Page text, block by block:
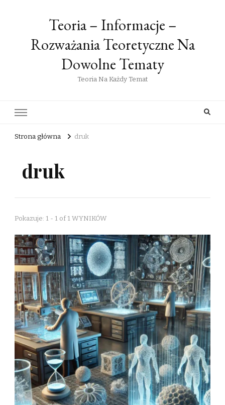
Teoria – Informacje –
Rozważania Teoretyczne Na
Dowolne Tematy
Teoria Na Każdy Temat
Strona główna druk
druk
Pokazuje: 1 - 1 of 1 WYNIKÓW